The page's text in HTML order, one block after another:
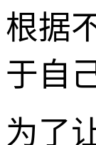
根据
于自
为了